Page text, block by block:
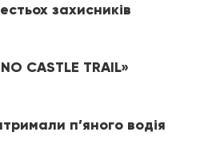
захисників
CASTLE TRAIL»
п’яного водія